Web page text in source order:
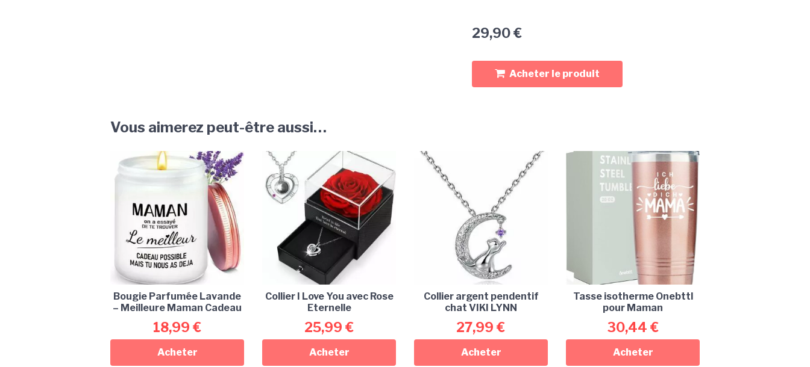
29,90€
Acheter le produit
Vous aimerez peut-être aussi…
Bougie Parfumée Lavande
– Meilleure Maman Cadeau
18,99 €
Acheter
Collier I Love You avec Rose
Eternelle
25,99 €
Acheter
Collier argent pendentif
chat VIKI LYNN
27,99 €
Acheter
Tasse isotherme Onebttl
pour Maman
30,44 €
Acheter